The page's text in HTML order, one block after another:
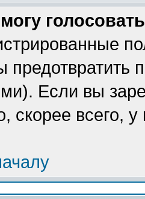
предотвратить
Если вы
скорее всего,